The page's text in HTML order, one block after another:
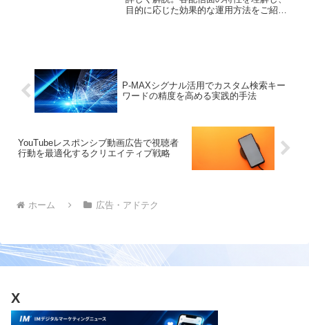
目的に応じた効果的な運用方法をご紹介
P-MAXシグナル活用でカスタム検索キー
ワードの精度を高める実践的手法
YouTubeレスポンシブ動画広告で視聴者
行動を最適化するクリエイティブ戦略
ホーム 広告・アドテク
X